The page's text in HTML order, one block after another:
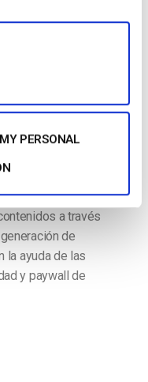
PERSONAL
Your TV
línea alcanzará un
la monetización
para
a través
de
la ayuda de las
y paywall de